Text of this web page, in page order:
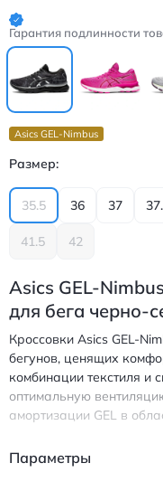
Гарантия подлинности
Asics GEL-Nimbus
Размер:
35.5 36 37
41.5 42
Asics GEL-
для бега черно-
Кроссовки Asics GEL-
бегунов, ценящих
комбинации текстиля и
оптимальную
амортизации GEL в
тренировках. Легкая
Параметры